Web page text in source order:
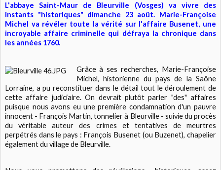
L'abbaye Saint-Maur de Bleurville (Vosges) va vivre des
instants "historiques" dimanche 23 août. Marie-Françoise
Michel va révéler toute la vérité sur l'affaire Busenet, une
incroyable affaire criminelle qui défraya la chronique dans
les années 1760.
Grâce à ses recherches, Marie-Françoise
Michel, historienne du pays de la Saône
Lorraine, a pu reconstituer dans le détail tout le déroulement de
cette affaire judiciaire. On devrait plutôt parler "des" affaires
puisque nous avons eu une première condamnation d'un pauvre
innocent - François Martin, tonnelier à Bleurville - suivie du procès
du véritable auteur des crimes et tentatives de meurtres
perpétrés dans le pays : François Busenet (ou Buzenet), chapelier
également du village de Bleurville.